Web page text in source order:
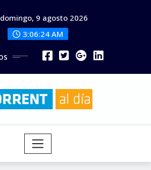
domingo, 9 agosto 2026
3:06:26 AM